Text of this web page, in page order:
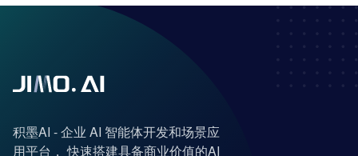
积墨AI - 企业 AI 智能体开发和场景应
用平台， 快速搭建具备商业价值的AI